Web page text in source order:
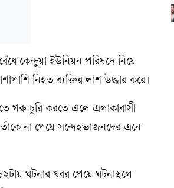
কেন্দুয়া ইউনিয়ন পরিষদে নিয়ে
নিহত ব্যক্তির লাশ উদ্ধার করে।
গরু চুরি করতে এলে এলাকাবাসী
না পেয়ে সন্দেহভাজনদের এনে
ঘটনার খবর পেয়ে ঘটনাস্থলে